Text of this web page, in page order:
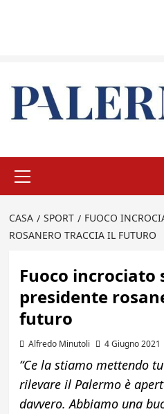
principale
CASA SPORT
FUOCO
ROSANERO TRACCIA IL FUTURO
Fuoco incrociato
presidente
futuro
Alfredo Minutoli 4 Giugno 2021
“Ce la stiamo mettendo
rilevare il Palermo è
davvero. Abbiamo una